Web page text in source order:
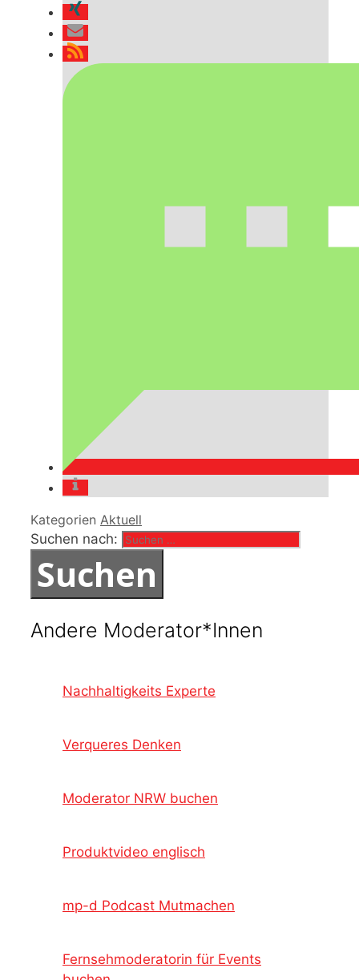
Kategorien Aktuell
Suchen nach:
Andere Moderator*Innen
Nachhaltigkeits Experte
Verqueres Denken
Moderator NRW buchen
Produktvideo englisch
mp-d Podcast Mutmachen
Fernsehmoderatorin für Events